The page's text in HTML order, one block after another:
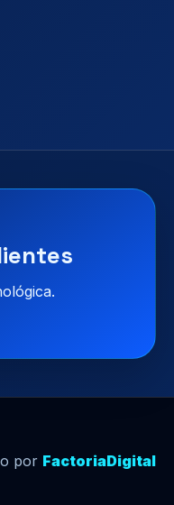
por FactoriaDigital